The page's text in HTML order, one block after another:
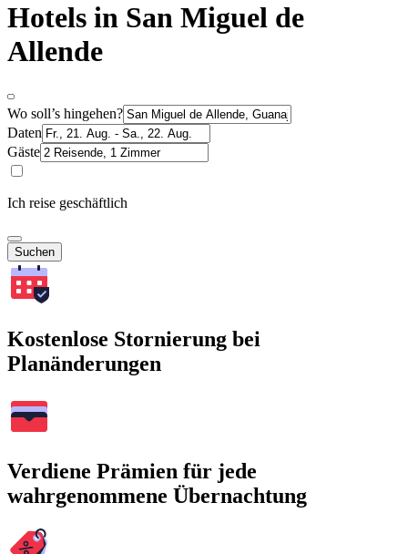
Hotels in San Miguel de
Allende
Wo soll’s hingehen?
Daten
Gäste
Ich reise geschäftlich
Suchen
Kostenlose Stornierung bei
Planänderungen
Verdiene Prämien für jede
wahrgenommene Übernachtung